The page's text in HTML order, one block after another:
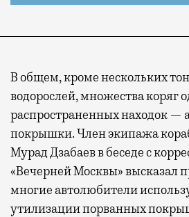
В общем, кроме нескольких
водорослей, множества коряг
распространенных находок —
покрышки. Член экипажа
Мурад Дзабаев в беседе с
«Вечерней Москвы» высказал
многие автолюбители
утилизации порванных